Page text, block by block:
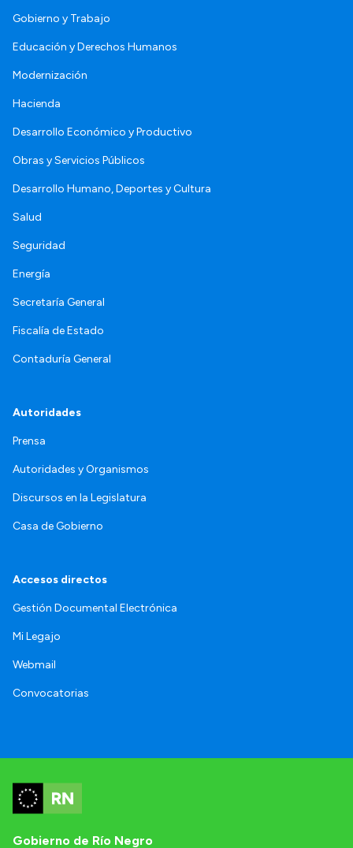
Gobierno y Trabajo
Educación y Derechos Humanos
Modernización
Hacienda
Desarrollo Económico y Productivo
Obras y Servicios Públicos
Desarrollo Humano, Deportes y Cultura
Salud
Seguridad
Energía
Secretaría General
Fiscalía de Estado
Contaduría General
Autoridades
Prensa
Autoridades y Organismos
Discursos en la Legislatura
Casa de Gobierno
Accesos directos
Gestión Documental Electrónica
Mi Legajo
Webmail
Convocatorias
Gobierno de Río Negro